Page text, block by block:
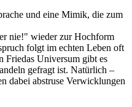
und eine Mimik, die zum
nie!" wieder zur Hochform
folgt im echten Leben oft
Friedas Universum gibt es
gefragt ist. Natürlich –
dabei abstruse Verwicklungen